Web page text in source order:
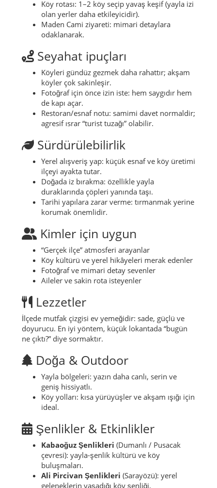
Aktiviteler
Merkez yürüyüşü: Bedesten çevresi, meydan
Köy rotası: 1–2 köy seçip yavaş keşif (yayla izi
olan yerler daha etkileyicidir).
Maden Cami ziyareti: mimari detaylara
odaklanarak.
Seyahat ipuçları
Köyleri gündüz gezmek daha rahattır; akşam
Fotoğraf için önce izin iste: hem saygıdır hem
Restoran/esnaf notu: samimi davet normaldir;
agresif ısrar “turist tuzağı” olabilir.
Sürdürülebilirlik
Yerel alışveriş yap: küçük esnaf ve köy üretimi
Doğada iz bırakma: özellikle yayla
duraklarında çöpleri yanında taşı.
Tarihi yapılara zarar verme: tırmanmak yerine
korumak önemlidir.
Kimler için uygun
“Gerçek ilçe” atmosferi arayanlar
Fotoğraf ve mimari detay sevenler
Aileler ve sakin rota isteyenler
Lezzetler
İlçede mutfak çizgisi ev yemeğidir: sade, güçlü ve
doyurucu. En iyi yöntem, küçük lokantada “bugün
ne çıktı?” diye sormaktır.
Doğa & Outdoor
Yayla bölgeleri: yazın daha canlı, serin ve
Köy yolları: kısa yürüyüşler ve akşam ışığı için
ideal.
Şenlikler & Etkinlikler